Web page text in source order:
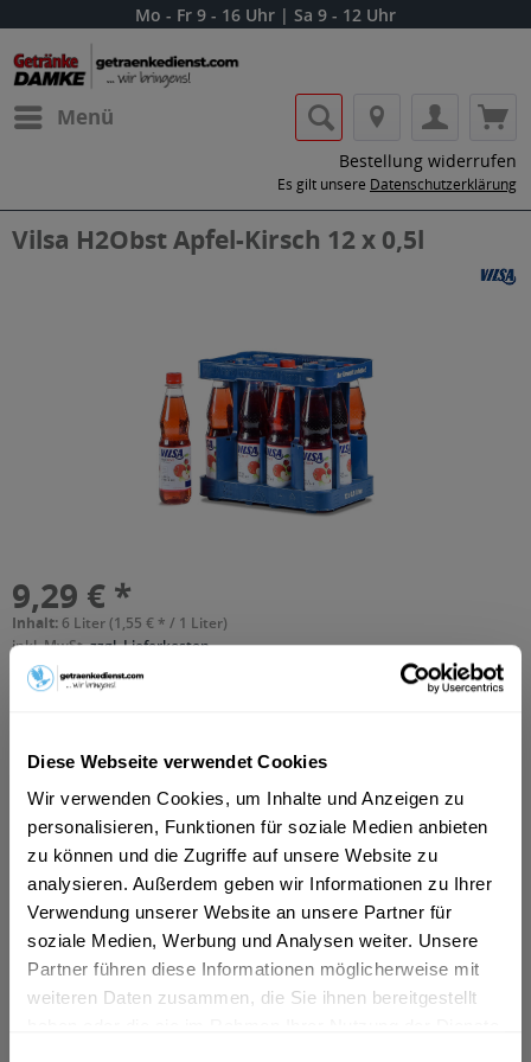
Diese Webseite verwendet Cookies
Wir verwenden Cookies, um Inhalte und Anzeigen zu
personalisieren, Funktionen für soziale Medien anbieten
zu können und die Zugriffe auf unsere Website zu
analysieren. Außerdem geben wir Informationen zu Ihrer
Verwendung unserer Website an unsere Partner für
soziale Medien, Werbung und Analysen weiter. Unsere
Partner führen diese Informationen möglicherweise mit
weiteren Daten zusammen, die Sie ihnen bereitgestellt
Mo - Fr 9 - 16 Uhr | Sa 9 - 12 Uhr
Menü
Bestellung widerrufen
Es gilt unsere Datenschutzerklärung
Vilsa H2Obst Apfel-Kirsch 12 x 0,5l
9,29 € *
Inhalt: 6 Liter (1,55 € * / 1 Liter)
inkl. MwSt.zzgl. Lieferkosten
Vorrätig
In den
Warenkorb
Hinzugefügt
Artikel-Nr.: 36800
Beschreibung
"Eine fruchtige und natürliche Erfrischung mit dem
köstlichen Geschmack von Apfel-Kirsche: VILSA...mehr